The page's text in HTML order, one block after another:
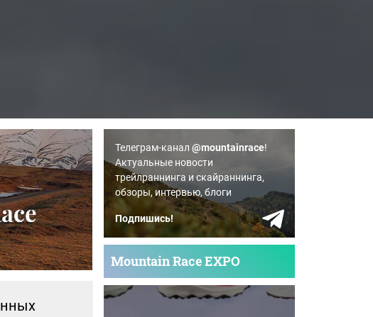
Телеграм-канал @mountainrace!
Актуальные новости
трейлраннинга и скайраннинга,
обзоры, интервью, блоги
Подпишись!
Mountain Race EXPO